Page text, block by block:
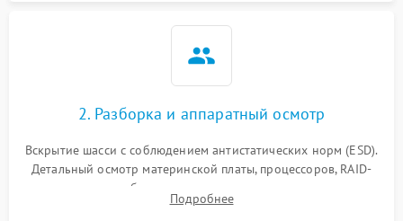
2. Разборка и аппаратный осмотр
Вскрытие шасси с соблюдением антистатических норм (ESD).
Детальный осмотр материнской платы, процессоров, RAID-
контроллеров и блоков питания на наличие термических
повреждений, прогаров или окислений.
Подробнее